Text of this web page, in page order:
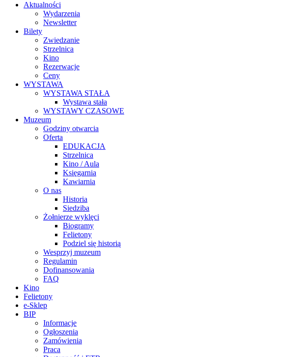
Aktualności
Wydarzenia
Newsletter
Bilety
Zwiedzanie
Strzelnica
Kino
Rezerwacje
Ceny
WYSTAWA
WYSTAWA STAŁA
Wystawa stała
WYSTAWY CZASOWE
Muzeum
Godziny otwarcia
Oferta
EDUKACJA
Strzelnica
Kino / Aula
Księgarnia
Kawiarnia
O nas
Historia
Siedziba
Żołnierze wyklęci
Biogramy
Felietony
Podziel się historią
Wesprzyj muzeum
Regulamin
Dofinansowania
FAQ
Kino
Felietony
e-Sklep
BIP
Informacje
Ogłoszenia
Zamówienia
Praca